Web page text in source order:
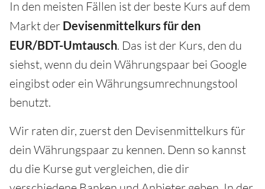
In den meisten Fällen ist der beste Kurs auf dem
Markt der Devisenmittelkurs für den
EUR/BDT-Umtausch. Das ist der Kurs, den du
siehst, wenn du dein Währungspaar bei Google
eingibst oder ein Währungsumrechnungstool
benutzt.
Wir raten dir, zuerst den Devisenmittelkurs für
dein Währungspaar zu kennen. Denn so kannst
du die Kurse gut vergleichen, die dir